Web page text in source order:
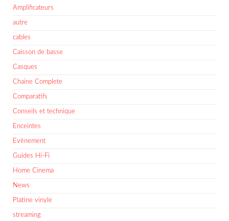
Amplificateurs
autre
cables
Caisson de basse
Casques
Chaine Complete
Comparatifs
Conseils et technique
Enceintes
Evènement
Guides Hi-Fi
Home Cinema
News
Platine vinyle
streaming